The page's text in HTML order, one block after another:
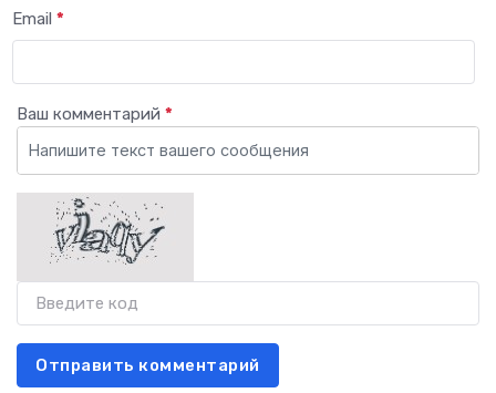
Email *
Ваш комментарий *
Отправить комментарий